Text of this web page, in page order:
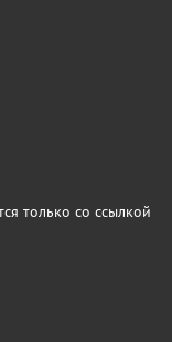
только со ссылкой